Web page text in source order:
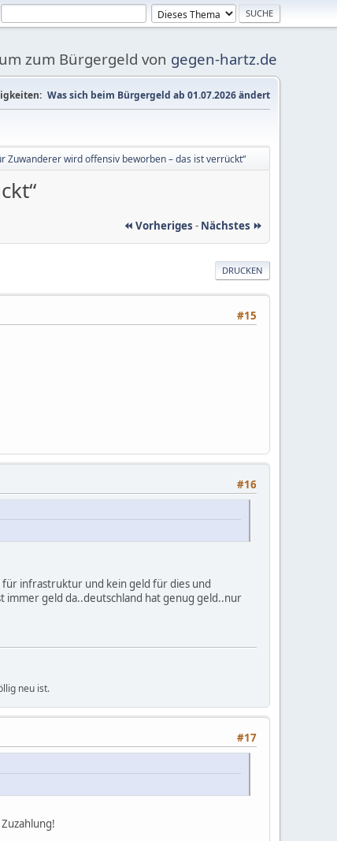
zum Bürgergeld von gegen-hartz.de
Was sich beim Bürgergeld ab 01.07.2026 ändert
Zuwanderer wird offensiv beworben – das ist verrückt“
⏪ Vorheriges - Nächstes ⏩
DRUCKEN
#15
#16
infrastruktur und kein geld für dies und
immer geld da..deutschland hat genug geld..nur
neu ist.
#17